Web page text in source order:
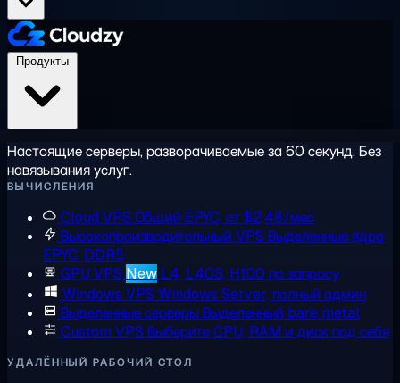
Настоящие серверы, разворачиваемые за 60 секунд. Без
навязывания услуг.
ВЫЧИСЛЕНИЯ
Cloud VPS Общий EPYC, от $2,48/мес
Высокопроизводительный VPS Выделенные ядра
EPYC, DDR5
GPU VPS New L4, L40S, H100 по запросу
Windows VPS Windows Server, полный админ
Выделенные серверыВыделенный bare metal
Custom VPS Выберите CPU, RAM и диск под себя
УДАЛЁННЫЙ РАБОЧИЙ СТОЛ